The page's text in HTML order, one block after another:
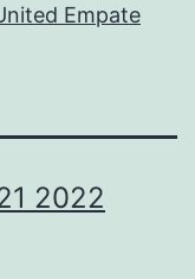
Empate
2022